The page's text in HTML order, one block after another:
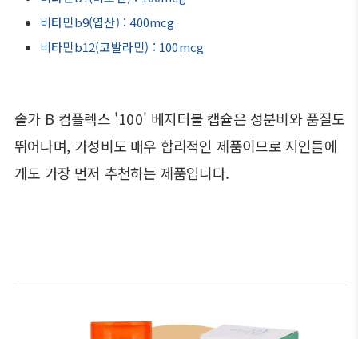
비타민b9(엽산) : 400mcg
비타민b12(코발라민) : 100mcg
솔가 B 컴플렉스 '100' 베지터블 캡슐은 성분비와 품질도
뛰어나며, 가성비도 매우 합리적인 제품이므로 지인들에
게도 가장 먼저 추천하는 제품입니다.